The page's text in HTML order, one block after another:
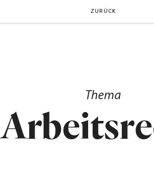
ZURÜCK
Thema